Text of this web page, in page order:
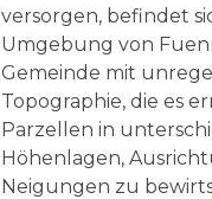
versorgen, befindet
Umgebung von
Gemeinde mit
Topographie, die es
Parzellen in
Höhenlagen,
Neigungen zu